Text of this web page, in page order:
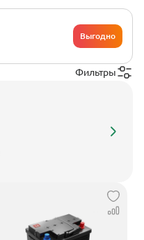
Выгодно
Фильтры